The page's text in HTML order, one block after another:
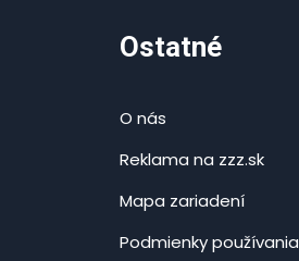
Ostatné
O nás
Reklama na zzz.sk
Mapa zariadení
Podmienky používania